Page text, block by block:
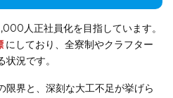
人正社員化を目指しています。
にしており、全寮制やクラフター
況です。
限界と、深刻な大工不足が挙げら